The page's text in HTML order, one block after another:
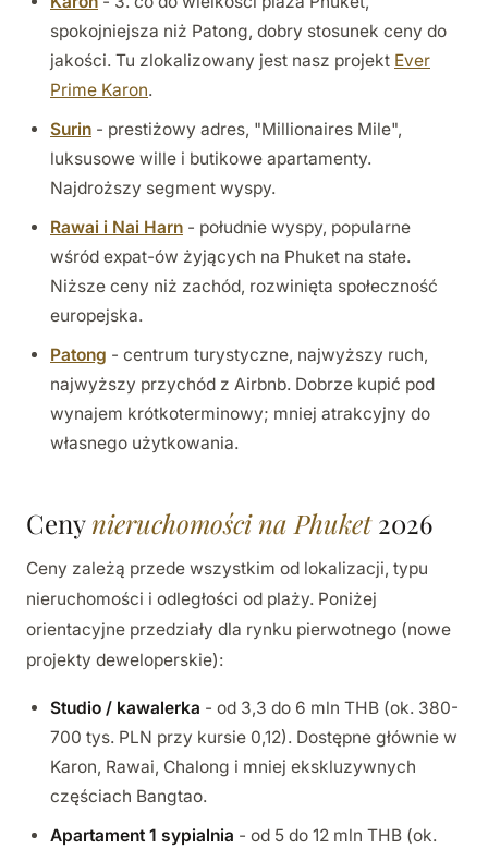
spokojniejsza niż Patong, dobry stosunek ceny do
jakości. Tu zlokalizowany jest nasz projekt Ever
Prime Karon.
Surin - prestiżowy adres, "Millionaires Mile",
luksusowe wille i butikowe apartamenty.
Najdroższy segment wyspy.
Rawai i Nai Harn - południe wyspy, popularne
wśród expat-ów żyjących na Phuket na stałe.
Niższe ceny niż zachód, rozwinięta społeczność
europejska.
Patong - centrum turystyczne, najwyższy ruch,
najwyższy przychód z Airbnb. Dobrze kupić pod
wynajem krótkoterminowy; mniej atrakcyjny do
własnego użytkowania.
Cenynieruchomości na Phuket2026
Ceny zależą przede wszystkim od lokalizacji, typu
nieruchomości i odległości od plaży. Poniżej
orientacyjne przedziały dla rynku pierwotnego (nowe
projekty deweloperskie):
Studio / kawalerka - od 3,3 do 6 mln THB (ok. 380-
700 tys. PLN przy kursie 0,12). Dostępne głównie w
Karon, Rawai, Chalong i mniej ekskluzywnych
częściach Bangtao.
Apartament 1 sypialnia - od 5 do 12 mln THB (ok.